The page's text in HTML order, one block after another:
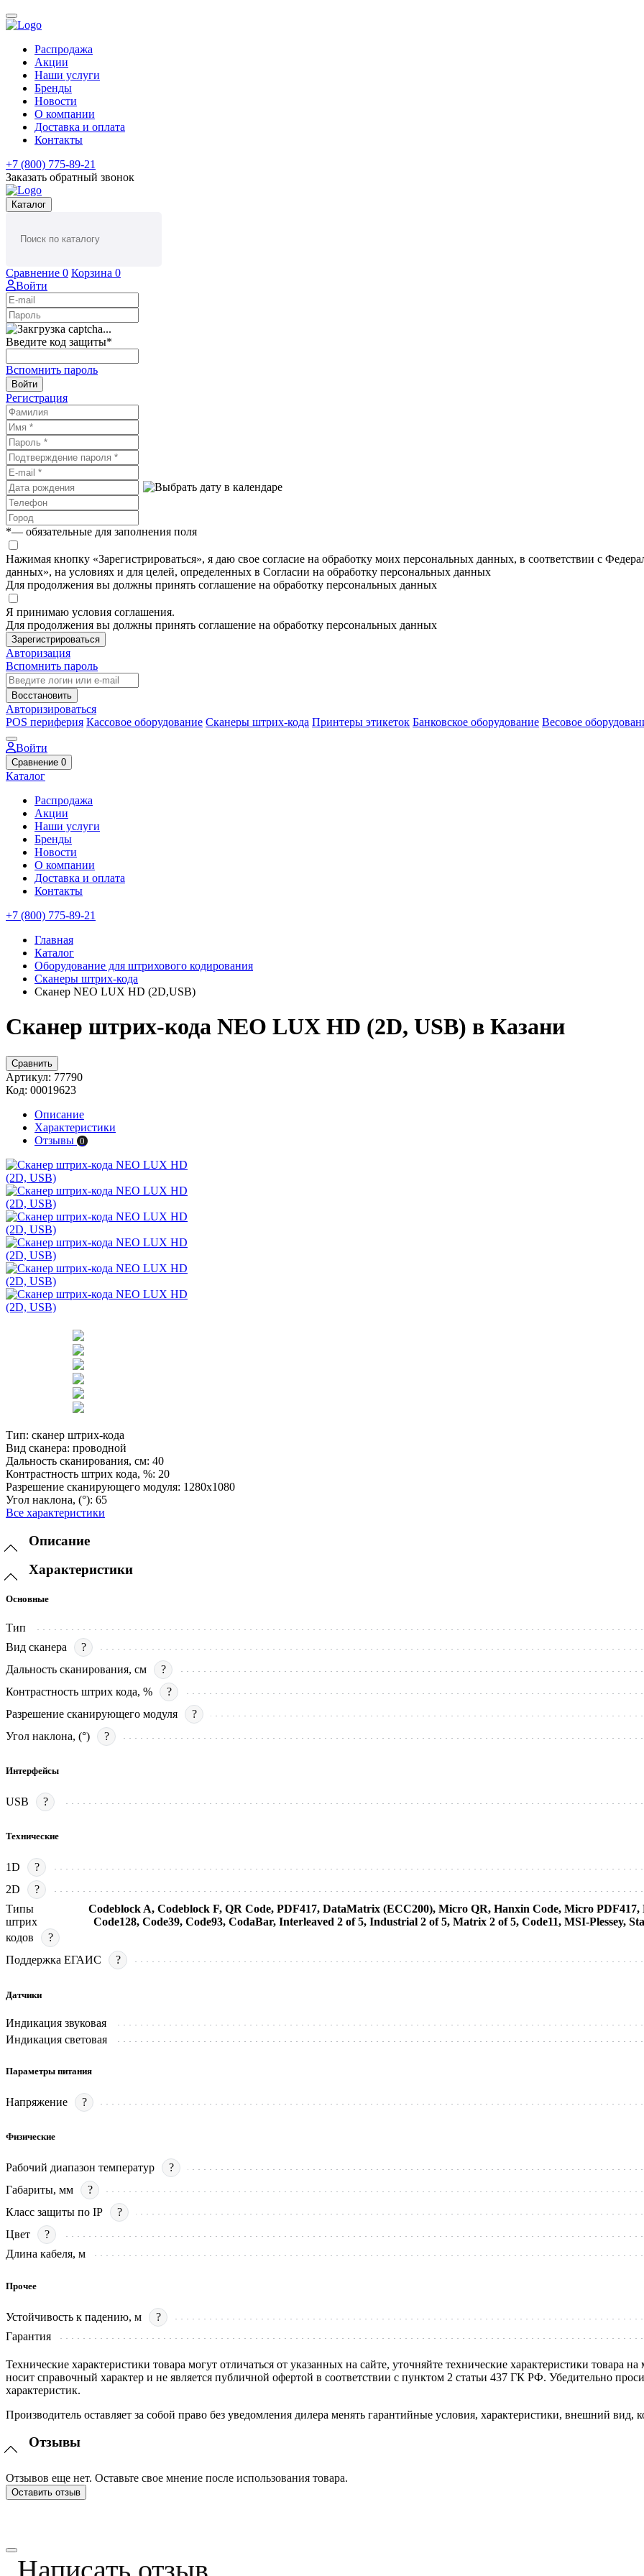
Распродажа
Акции
Наши услуги
Бренды
Новости
О компании
Доставка и оплата
Контакты
+7 (800) 775-89-21
Заказать обратный звонок
Каталог
Сравнение 0 Корзина 0
Войти
Введите код защиты*
Вспомнить пароль
Войти
Регистрация
*— обязательные для заполнения поля
Нажимая кнопку «Зарегистрироваться», я даю свое согласие на обработку моих персональных данных, в соответствии с
данных», на условиях и для целей, определенных в Согласии на обработку персональных данных
Для продолжения вы должны принять соглашение на обработку персональных данных
Я принимаю условия соглашения.
Для продолжения вы должны принять соглашение на обработку персональных данных
Зарегистрироваться
Авторизация
Вспомнить пароль
Восстановить
Авторизироваться
POS периферия Кассовое оборудование Сканеры штрих-кода Принтеры этикеток Банковское оборудование Весовое
Войти
Сравнение 0
Каталог
Распродажа
Акции
Наши услуги
Бренды
Новости
О компании
Доставка и оплата
Контакты
+7 (800) 775-89-21
Главная
Каталог
Оборудование для штрихового кодирования
Сканеры штрих-кода
Сканер NEO LUX HD (2D,USB)
Сканер штрих-кода NEO LUX HD (2D, USB) в Казани
Сравнить
Артикул: 77790
Код: 00019623
Описание
Характеристики
Отзывы 0
Тип: сканер штрих-кода
Вид сканера: проводной
Дальность сканирования, см: 40
Контрастность штрих кода, %: 20
Разрешение сканирующего модуля: 1280х1080
Угол наклона, (°): 65
Все характеристики
Описание
Характеристики
Основные
Тип
Вид сканера
?
Дальность сканирования, см
?
Контрастность штрих кода, %
?
Разрешение сканирующего модуля
?
Угол наклона, (°)
?
Интерфейсы
USB ?
Технические
1D
?
2D
?
Типы
штрих
кодов
?
Codeblock A, Codeblock F, QR Code, PDF417, DataMatrix (ECC200), Micro QR, Hanxin Code, Micro
Code128, Code39, Code93, CodaBar, Interleaved 2 of 5, Industrial 2 of 5, Matrix 2 of 5, Code11, MSI-Plessey,
Поддержка ЕГАИС ?
Датчики
Индикация звуковая
Индикация световая
Параметры питания
Напряжение ?
Физические
Рабочий диапазон температур
?
Габариты, мм
?
Класс защиты по IP
?
Цвет
?
Длина кабеля, м
Прочее
Устойчивость к падению, м
?
Гарантия
Технические характеристики товара могут отличаться от указанных на сайте, уточняйте технические характеристики
носит справочный характер и не является публичной офертой в соответствии с пунктом 2 статьи 437 ГК РФ. Убедительно
характеристик.
Производитель оставляет за собой право без уведомления дилера менять гарантийные условия, характеристики, внешний вид,
Отзывы
Отзывов еще нет. Оставьте свое мнение после использования товара.
Оставить отзыв